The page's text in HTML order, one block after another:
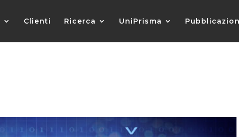
Clienti Ricerca UniPrisma